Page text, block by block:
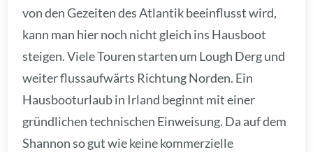
von den Gezeiten des Atlantik beeinflusst wird,
kann man hier noch nicht gleich ins Hausboot
steigen. Viele Touren starten um Lough Derg und
weiter flussaufwärts Richtung Norden. Ein
Hausbooturlaub in Irland beginnt mit einer
gründlichen technischen Einweisung. Da auf dem
Shannon so gut wie keine kommerzielle